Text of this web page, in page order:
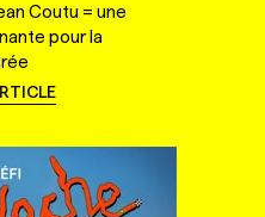
Coutu = une
pour la